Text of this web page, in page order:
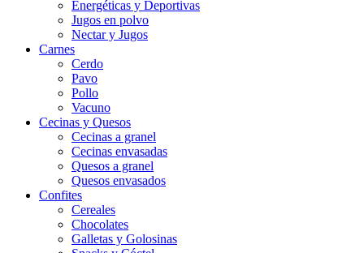
Energéticas y Deportivas
Jugos en polvo
Nectar y Jugos
Carnes
Cerdo
Pavo
Pollo
Vacuno
Cecinas y Quesos
Cecinas a granel
Cecinas envasadas
Quesos a granel
Quesos envasados
Confites
Cereales
Chocolates
Galletas y Golosinas